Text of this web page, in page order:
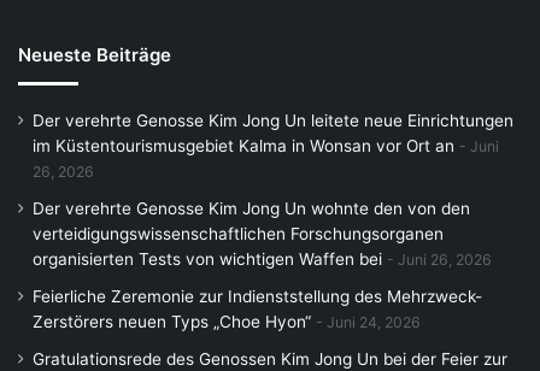
Neueste Beiträge
Der verehrte Genosse Kim Jong Un leitete neue Einrichtungen
im Küstentourismusgebiet Kalma in Wonsan vor Ort an
Juni
26, 2026
Der verehrte Genosse Kim Jong Un wohnte den von den
verteidigungswissenschaftlichen Forschungsorganen
organisierten Tests von wichtigen Waffen bei
Juni 26, 2026
Feierliche Zeremonie zur Indienststellung des Mehrzweck-
Zerstörers neuen Typs „Choe Hyon“
Juni 24, 2026
Gratulationsrede des Genossen Kim Jong Un bei der Feier zur